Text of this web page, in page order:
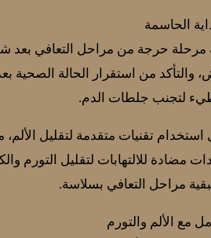
الحاسمة
والتأكد من استقرار الحالة الصحية
لتجنب جلطات الدم.
تقنيات متقدمة لتقليل
مضادة للالتهابات لتقليل التورم
مراحل التعافي بسلاسة.
مع الألم والتورم